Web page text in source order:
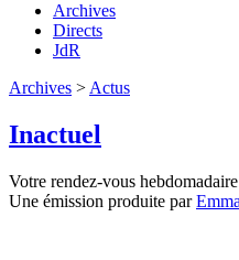
Archives
Directs
JdR
Archives > Actus
Inactuel
Votre rendez-vous
Une émission produite par